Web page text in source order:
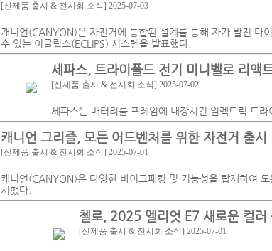
[신제품 출시 & 전시회 소식] 2025-07-03
캐니언(CANYON)은 자전거에 통합된 설계를 통해 자가 발전 다
수 있는 이클립스(ECLIPS) 시스템을 발표했다.
세파스, 트라이폴드 전기 미니벨로 리액
[신제품 출시 & 전시회 소식] 2025-07-02
세파스는 배터리를 프레임에 내장시킨 일렉트릭 트
캐니언 그리즐, 모든 어드벤처를 위한 자전거 출시
[신제품 출시 & 전시회 소식] 2025-07-01
캐니언(CANYON)은 다양한 바이크패킹 및 기능성을 탑재하여
시했다.
첼로, 2025 엘리엇 E7 새로운 컬러
[신제품 출시 & 전시회 소식] 2025-07-01